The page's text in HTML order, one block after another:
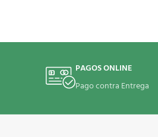
PAGOS ONLINE
Pago contra Entrega